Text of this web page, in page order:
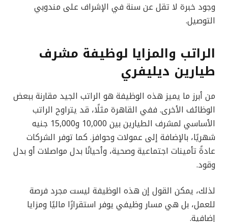
وجود خبرة لا تقل عن سنة في الإشراف على مندوبي
التوصيل.
الراتب والمزايا لوظيفة مشرف
طيارين ديليفري
من أبرز ما يميز هذه الوظيفة هو الراتب الجيد مقارنة ببعض
الوظائف الأخرى. ففي القاهرة مثلًا، قد يتراوح الراتب
الأساسي لمشرف الطيارين بين 10,000 و15,000 جنيه
شهريًا، بالإضافة إلى عمولات وحوافز. كما توفر الشركات
عادةً تأمينات اجتماعية وصحية، وأحيانًا بدل مواصلات أو بدل
وقود.
لذلك، يمكن القول إن هذه الوظيفة ليست مجرد فرصة
للعمل، بل هي مسار وظيفي يوفر استقرارًا ماليًا ومزايا
إضافية.